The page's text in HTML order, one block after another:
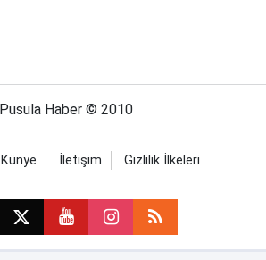
Pusula Haber © 2010
Künye İletişim Gizlilik İlkeleri